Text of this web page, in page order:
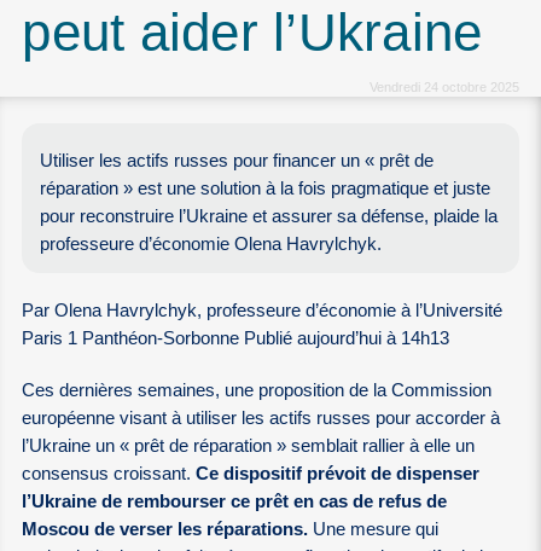
peut aider l’Ukraine
Vendredi 24 octobre 2025
Utiliser les actifs russes pour financer un « prêt de
réparation » est une solution à la fois pragmatique et juste
pour reconstruire l’Ukraine et assurer sa défense, plaide la
professeure d’économie Olena Havrylchyk.
Par Olena Havrylchyk, professeure d’économie à l’Université
Paris 1 Panthéon-Sorbonne Publié aujourd’hui à 14h13
Ces dernières semaines, une proposition de la Commission
européenne visant à utiliser les actifs russes pour accorder à
l’Ukraine un « prêt de réparation » semblait rallier à elle un
consensus croissant.Ce dispositif prévoit de dispenser
l’Ukraine de rembourser ce prêt en cas de refus de
Moscou de verser les réparations. Une mesure qui